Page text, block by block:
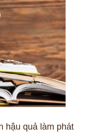
hậu quả làm phát